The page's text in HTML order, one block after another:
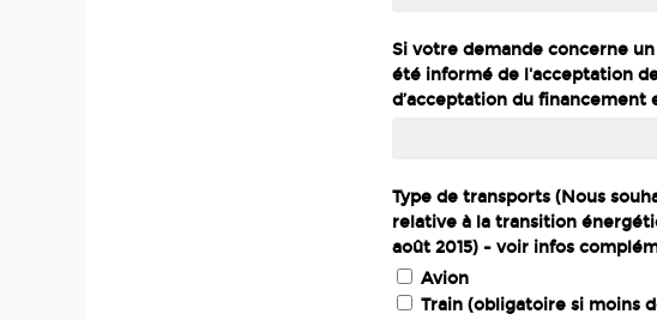
Si votre demande concerne
été informé de l'acceptation
d’acceptation du financement
Type de transports (Nous
relative à la transition
août 2015) - voir infos
Avion
Train (obligatoire si moins